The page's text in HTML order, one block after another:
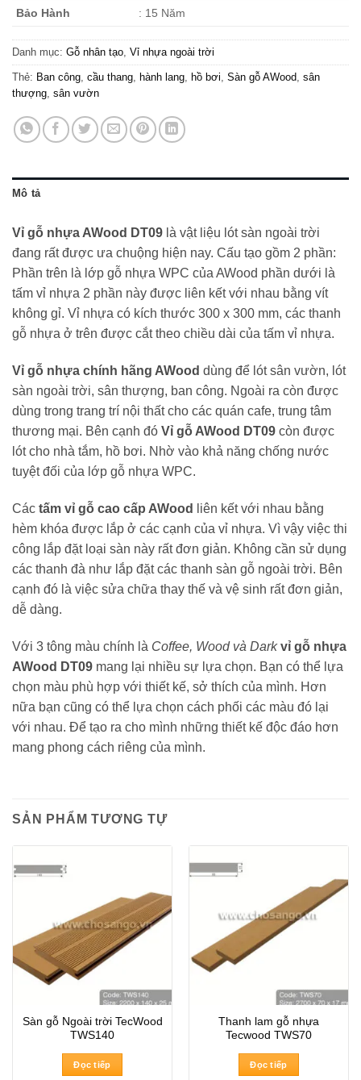
Bảo Hành : 15 Năm
Danh mục: Gỗ nhân tạo, Vỉ nhựa ngoài trời
Thẻ: Ban công, cầu thang, hành lang, hồ bơi, Sàn gỗ AWood, sân
thượng, sân vườn
Mô tả
Vỉ gỗ nhựa AWood DT09 là vật liệu lót sàn ngoài trời
đang rất được ưa chuộng hiện nay. Cấu tạo gồm 2 phần:
Phần trên là lớp gỗ nhựa WPC của AWood phần dưới là
tấm vỉ nhựa 2 phần này được liên kết với nhau bằng vít
không gỉ. Vỉ nhựa có kích thước 300 x 300 mm, các thanh
gỗ nhựa ở trên được cắt theo chiều dài của tấm vỉ nhựa.
Vỉ gỗ nhựa chính hãng AWood dùng để lót sân vườn, lót
sàn ngoài trời, sân thượng, ban công. Ngoài ra còn được
dùng trong trang trí nội thất cho các quán cafe, trung tâm
thương mại. Bên cạnh đó Vỉ gỗ AWood DT09 còn được
lót cho nhà tắm, hồ bơi. Nhờ vào khả năng chống nước
tuyệt đối của lớp gỗ nhựa WPC.
Các tấm vỉ gỗ cao cấp AWood
liên kết với nhau bằng
hèm khóa được lắp ở các cạnh của vỉ nhựa. Vì vậy việc thi
công lắp đặt loại sàn này rất đơn giản. Không cần sử dụng
các thanh đà như lắp đặt các thanh sàn gỗ ngoài trời. Bên
cạnh đó là việc sửa chữa thay thế và vệ sinh rất đơn giản,
dễ dàng.
Với 3 tông màu chính là Coffee, Wood và Dark vỉ gỗ nhựa
AWood DT09 mang lại nhiều sự lựa chọn. Bạn có thể lựa
chọn màu phù hợp với thiết kế, sở thích của mình. Hơn
nữa bạn cũng có thể lựa chọn cách phối các màu đó lại
với nhau. Để tạo ra cho mình những thiết kế độc đáo hơn
mang phong cách riêng của mình.
SẢN PHẨM TƯƠNG TỰ
Sàn gỗ Ngoài trời TecWood
TWS140
Đọc tiếp
Thanh lam gỗ nhựa
Tecwood TWS70
Đọc tiếp